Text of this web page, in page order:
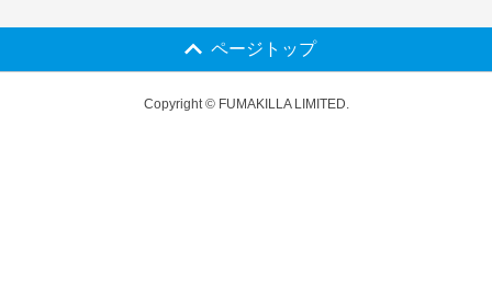
ページトップ
Copyright © FUMAKILLA LIMITED.